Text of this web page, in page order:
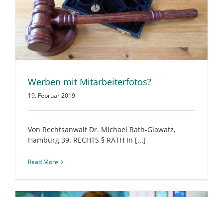
Werben mit Mitarbeiterfotos?
19. Februar 2019
Von Rechtsanwalt Dr. Michael Rath-Glawatz,
Hamburg 39. RECHTS § RATH In [...]
Read More